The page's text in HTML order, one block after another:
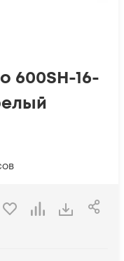
600SH-16-